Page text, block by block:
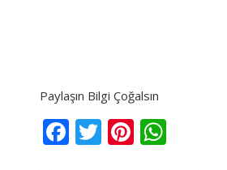
Paylaşın Bilgi Çoğalsın
Facebook
TwitterPinterest